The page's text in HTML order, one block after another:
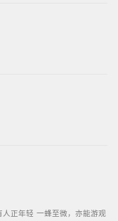
人正年轻 一蜂至微，亦能游观